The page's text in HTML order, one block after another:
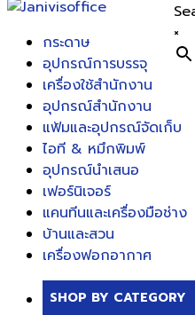
×
กระดาษ
อุปกรณ์การบรรจุ
เครื่องใช้สำนักงาน
อุปกรณ์สำนักงาน
แฟ้มและอุปกรณ์จัดเก็บ
ไอที & หมึกพิมพ์
อุปกรณ์นำเสนอ
เฟอร์นิเจอร์
แคนทีนและเครื่องมือช่าง
บ้านและสวน
เครื่องฟอกอากาศ
SHOP BY CATEGORY